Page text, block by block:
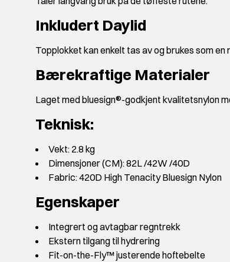
Inkludert Daylid
Topplokket kan enkelt tas av og brukes som
Bærekraftige Materialer
Laget med bluesign®-godkjent kvalitetsnylon
Teknisk:
Vekt: 2.8 kg
Dimensjoner (CM): 82L /42W /40D
Fabric: 420D High Tenacity Bluesign Nylon
Egenskaper
Integrert og avtagbar regntrekk
Ekstern tilgang til hydrering
Fit-on-the-Fly™ justerende hoftebelte